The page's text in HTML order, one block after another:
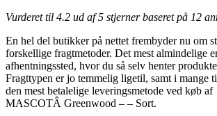
Vurderet til 4.2 ud af 5 stjerner baseret på 12
En hel del butikker på nettet frembyder nu om
forskellige fragtmetoder. Det mest almindelige
afhentningssted, hvor du så selv henter
Fragttypen er jo temmelig ligetil, samt i mange
den mest betalelige leveringsmetode ved køb af
MASCOTÂ Greenwood – – Sort.